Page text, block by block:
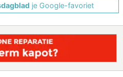
je Google-favoriet